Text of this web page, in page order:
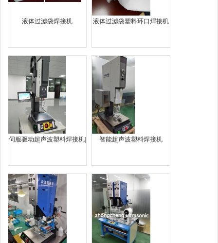
液体过滤袋焊接机 液体过滤袋塑料环口焊接机
伺服驱动超声波塑料焊接机|
智能超声波塑料焊接机